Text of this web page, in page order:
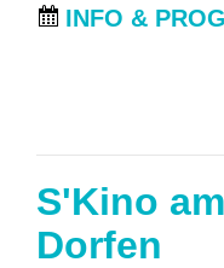
INFO &
S'Kino
Dorfen